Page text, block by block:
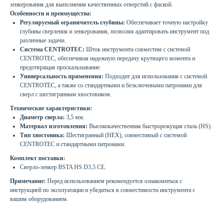
зенкерования для выполнения качественных отверстий с фаской.
Особенности и преимущества:
Регулируемый ограничитель глубины: Обеспечивает точную настройку
глубины сверления и зенкерования, позволяя адаптировать инструмент под
различные задачи.
Система CENTROTEC: Шток инструмента совместим с системой
CENTROTEC, обеспечивая надежную передачу крутящего момента и
предотвращая проскальзывание.
Универсальность применения: Подходит для использования с системой
CENTROTEC, а также со стандартными и безключевыми патронами для
сверл с шестигранным хвостовиком.
Технические характеристики:
Диаметр сверла: 3,5 мм.
Материал изготовления: Высококачественная быстрорежущая сталь (HS).
Тип хвостовика: Шестигранный (HEX), совместимый с системой
CENTROTEC и стандартными патронами.
Комплект поставки:
Сверло-зенкер BSTA HS D3,5 CE.
Примечание: Перед использованием рекомендуется ознакомиться с
инструкцией по эксплуатации и убедиться в совместимости инструмента с
вашим оборудованием.